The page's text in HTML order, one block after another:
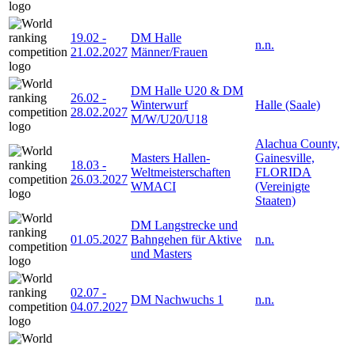
19.02 -
21.02.2027
DM Halle
Männer/Frauen
n.n.
26.02 -
28.02.2027
DM Halle U20 & DM
Winterwurf
M/W/U20/U18
Halle (Saale)
18.03 -
26.03.2027
Masters Hallen-
Weltmeisterschaften
WMACI
Alachua County,
Gainesville,
FLORIDA
(Vereinigte
Staaten)
01.05.2027
DM Langstrecke und
Bahngehen für Aktive
und Masters
n.n.
02.07 -
04.07.2027
DM Nachwuchs 1 n.n.